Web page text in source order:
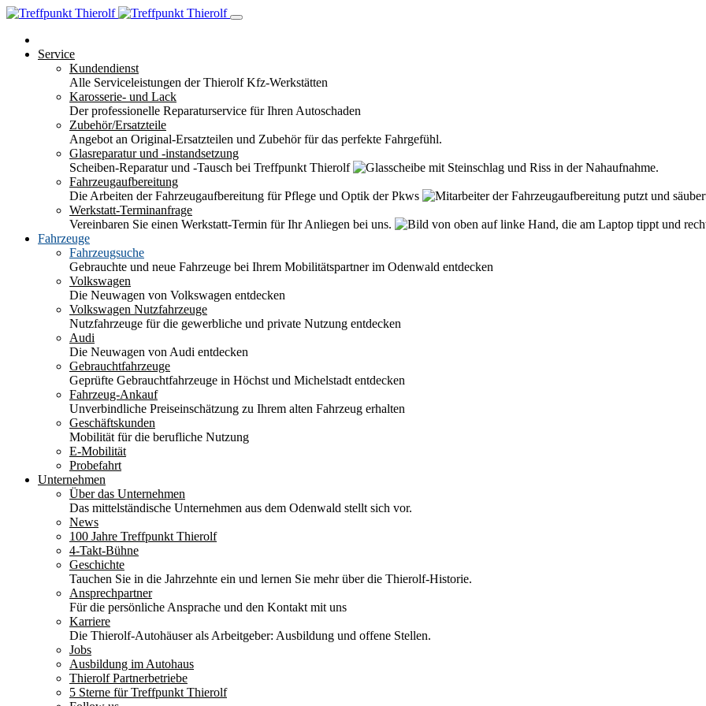
Service
Kundendienst
Alle Serviceleistungen der Thierolf Kfz-Werkstätten
Karosserie- und Lack
Der professionelle Reparaturservice für Ihren Autoschaden
Zubehör/Ersatzteile
Angebot an Original-Ersatzteilen und Zubehör für das perfekte Fahrgefühl.
Glasreparatur und -instandsetzung
Scheiben-Reparatur und -Tausch bei Treffpunkt Thierolf
Fahrzeugaufbereitung
Die Arbeiten der Fahrzeugaufbereitung für Pflege und Optik der Pkws
Werkstatt-Terminanfrage
Vereinbaren Sie einen Werkstatt-Termin für Ihr Anliegen bei uns.
Fahrzeuge
Fahrzeugsuche
Gebrauchte und neue Fahrzeuge bei Ihrem Mobilitätspartner im Odenwald entdecken
Volkswagen
Die Neuwagen von Volkswagen entdecken
Volkswagen Nutzfahrzeuge
Nutzfahrzeuge für die gewerbliche und private Nutzung entdecken
Audi
Die Neuwagen von Audi entdecken
Gebrauchtfahrzeuge
Geprüfte Gebrauchtfahrzeuge in Höchst und Michelstadt entdecken
Fahrzeug-Ankauf
Unverbindliche Preiseinschätzung zu Ihrem alten Fahrzeug erhalten
Geschäftskunden
Mobilität für die berufliche Nutzung
E-Mobilität
Probefahrt
Unternehmen
Über das Unternehmen
Das mittelständische Unternehmen aus dem Odenwald stellt sich vor.
News
100 Jahre Treffpunkt Thierolf
4-Takt-Bühne
Geschichte
Tauchen Sie in die Jahrzehnte ein und lernen Sie mehr über die Thierolf-Historie.
Ansprechpartner
Für die persönliche Ansprache und den Kontakt mit uns
Karriere
Die Thierolf-Autohäuser als Arbeitgeber: Ausbildung und offene Stellen.
Jobs
Ausbildung im Autohaus
Thierolf Partnerbetriebe
5 Sterne für Treffpunkt Thierolf